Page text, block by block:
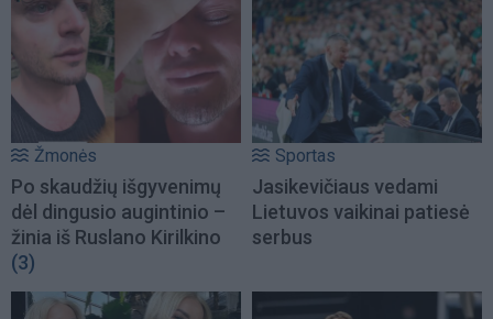
Žmonės
Po skaudžių išgyvenimų
dėl dingusio augintinio –
žinia iš Ruslano Kirilkino
(3)
Sportas
Jasikevičiaus vedami
Lietuvos vaikinai patiesė
serbus